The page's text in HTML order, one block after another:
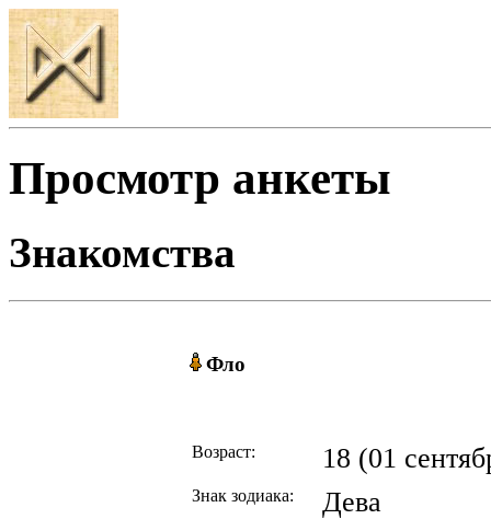
Просмотр анкеты
Знакомства
Фло
Возраст: 18 (01
Знак зодиака: Дева